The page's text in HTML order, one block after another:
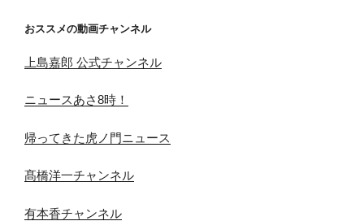
おススメの動画チャンネル
上島嘉郎 公式チャンネル
ニュースあさ8時！
帰ってきた虎ノ門ニュース
髙橋洋一チャンネル
有本香チャンネル